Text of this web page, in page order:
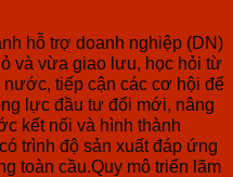
hỗ trợ doanh nghiệp (DN)
và vừa giao lưu, học hỏi từ
tiếp cận các cơ hội để
lực đầu tư đổi mới, nâng
kết nối và hình thành
trình độ sản xuất đáp ứng
toàn cầu.Quy mô triển lãm